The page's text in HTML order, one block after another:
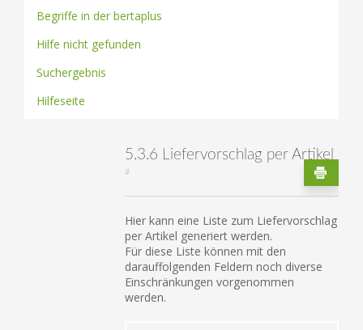
Begriffe in der bertaplus
Hilfe nicht gefunden
Suchergebnis
Hilfeseite
5.3.6 Liefervorschlag per Artikel
#
Hier kann eine Liste zum Liefervorschlag
per Artikel generiert werden.
Für diese Liste können mit den
darauffolgenden Feldern noch diverse
Einschränkungen vorgenommen
werden.